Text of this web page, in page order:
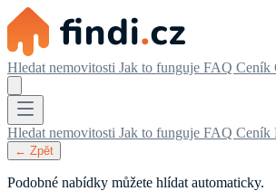
Hledat nemovitosti Jak to funguje FAQ Ceník
Hledat nemovitosti Jak to funguje FAQ Ceník
← Zpět
Podobné nabídky můžete hlídat automaticky.